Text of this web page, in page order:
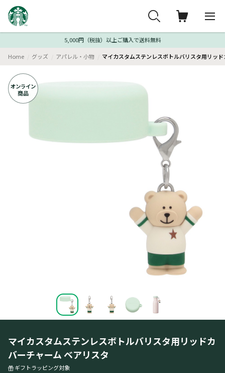
5,000円（税抜）以上ご購入で送料無料
Home グッズ アパレル・小物 マイカスタムステンレスボトルバリスタ用リッ
オンライン
商品
マイカスタムステンレスボトルバリスタ用リッドカ
バーチャーム ベアリスタ
ギフトラッピング対象